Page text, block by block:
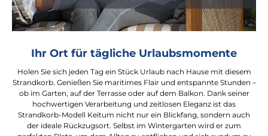
Ihr Ort für tägliche Urlaubsmomente
Holen Sie sich jeden Tag ein Stück Urlaub nach Hause mit diesem
Strandkorb. Genießen Sie maritimes Flair und entspannte Stunden –
ob im Garten, auf der Terrasse oder auf dem Balkon. Dank seiner
hochwertigen Verarbeitung und zeitlosen Eleganz ist das
Strandkorb-Modell Keitum nicht nur ein Blickfang, sondern auch
der ideale Rückzugsort. Selbst im Wintergarten wird er zum